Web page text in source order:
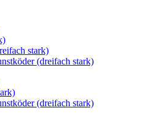
stark)
(dreifach stark)
(dreifach stark)